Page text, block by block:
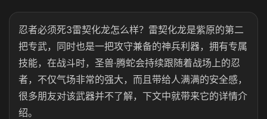
忍者必须死3雷契化龙怎么样？雷契化龙是紫原的第二
把专武，同时也是一把攻守兼备的神兵利器，拥有专属
技能，在战斗时，圣兽·腾蛇会持续跟随着战场上的忍
者，不仅气场非常的强大，而且带给人满满的安全感，
很多朋友对该武器并不了解，下文中就带来它的详情介
绍。